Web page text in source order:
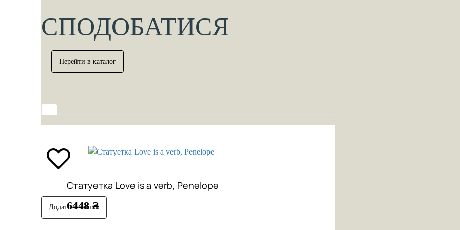
СПОДОБАТИСЯ
Перейти в каталог
Cтатуетка Love is a verb, Penelope
6448 ₴
Додати в кошик